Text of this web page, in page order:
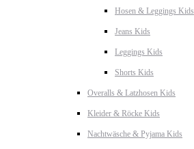
Hosen & Leggings Kids
Jeans Kids
Leggings Kids
Shorts Kids
Overalls & Latzhosen Kids
Kleider & Röcke Kids
Nachtwäsche & Pyjama Kids